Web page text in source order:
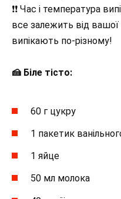
❗❗ Час і температура
все залежить від вашої
випікають по-різному!
🍰 Біле тісто:
60 г цукру
1 пакетик
1 яйце
50 мл молока